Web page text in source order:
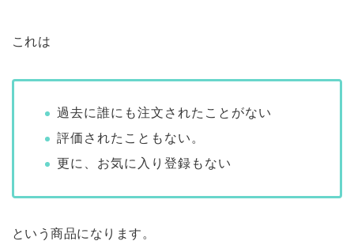
これは
過去に誰にも注文されたことがない
評価されたこともない。
更に、お気に入り登録もない
という商品になります。